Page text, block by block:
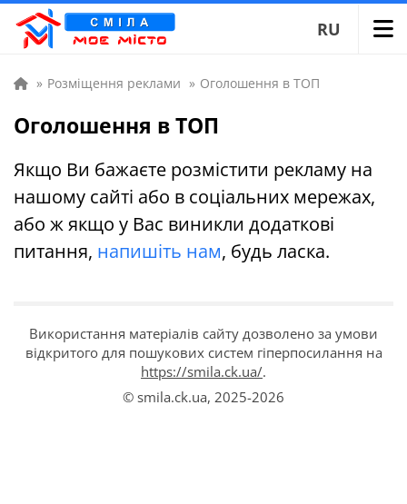
RU
» Розміщення реклами » Оголошення в ТОП
Оголошення в ТОП
Якщо Ви бажаєте розмістити рекламу на
нашому сайті або в соціальних мережах,
або ж якщо у Вас виникли додаткові
питання, напишіть нам, будь ласка.
Використання матеріалів сайту дозволено за умови
відкритого для пошукових систем гіперпосилання на
https://smila.ck.ua/.
© smila.ck.ua, 2025-2026